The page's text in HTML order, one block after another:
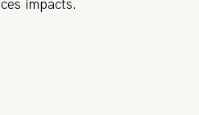
impacts.
🤯
3,2 milliards d’euros, nous
cela s’appelle ?
pour sa santé. Et aujourd’hui elle
Pour nous sauver, nous lançons